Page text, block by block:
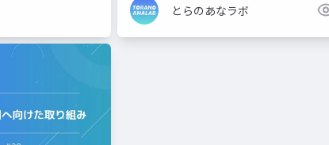
とらのあなラボ